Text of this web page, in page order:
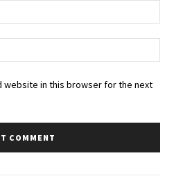
website in this browser for the next